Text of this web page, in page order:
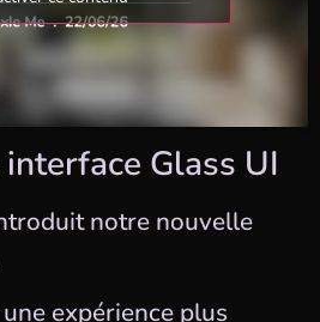
Glass UI
notre nouvelle
expérience plus